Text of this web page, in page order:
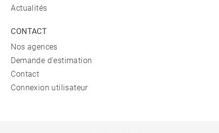
Actualités
CONTACT
Nos agences
Demande d'estimation
Contact
Connexion utilisateur